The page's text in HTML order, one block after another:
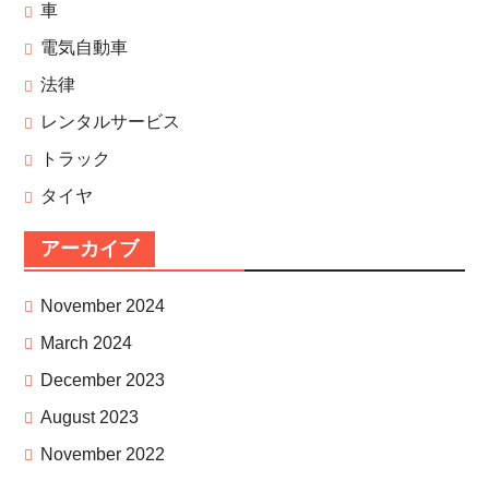
車
電気自動車
法律
レンタルサービス
トラック
タイヤ
アーカイブ
November 2024
March 2024
December 2023
August 2023
November 2022